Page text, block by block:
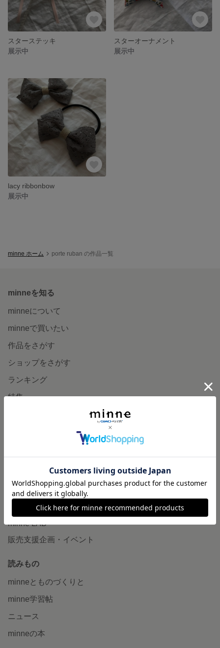
スターステッキ
展示中
スターオーナメント
展示中
lacy ribbonbow
展示中
minne ホーム porte ruban の作品一覧
minneを知る
minneについて
minneで買いたい
作品をさがす
ショップをさがす
ランキング
特集
食品販売
ヴィンテージ販売
ダウンロード販売
minne PLUS
minne LAB
販売支援企画・イベント
読みもの
minneとものづくりと
minne学習帖
ニュース
minneの本